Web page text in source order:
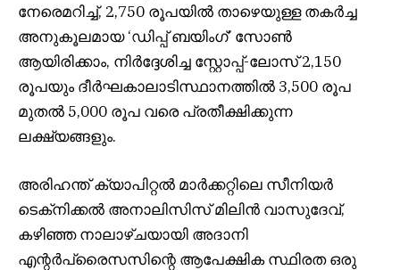
നേരെമറിച്ച്, 2,750 രൂപയിൽ താഴെയുള്ള തകർച്ച
അനുകൂലമായ ‘ഡിപ്പ് ബയിംഗ്’ സോൺ
ആയിരിക്കാം, നിർദ്ദേശിച്ച സ്റ്റോപ്പ്-ലോസ് 2,150
രൂപയും ദീർഘകാലാടിസ്ഥാനത്തിൽ 3,500 രൂപ
മുതൽ 5,000 രൂപ വരെ പ്രതീക്ഷിക്കുന്ന
ലക്ഷ്യങ്ങളും.
അരിഹന്ത് ക്യാപിറ്റൽ മാർക്കറ്റിലെ സീനിയർ
ടെക്‌നിക്കൽ അനാലിസിസ് മിലിൻ വാസുദേവ്,
കഴിഞ്ഞ നാലാഴ്ചയായി അദാനി
എന്റർപ്രൈസസിന്റെ ആപേക്ഷിക സ്ഥിരത ഒരു